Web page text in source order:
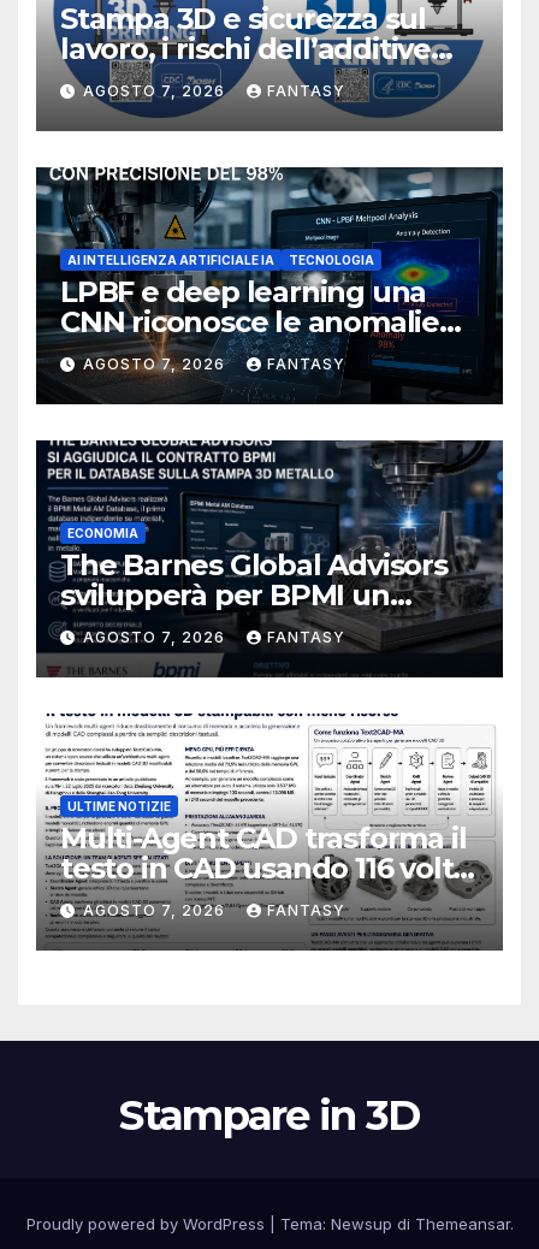
Stampa 3D e sicurezza sul
lavoro, i rischi dell’additive
manufacturing secondo
NIOSH
AGOSTO 7, 2026 FANTASY
AI INTELLIGENZA ARTIFICIALE IA TECNOLOGIA
LPBF e deep learning una
CNN riconosce le anomalie
del bagno di fusione
AGOSTO 7, 2026 FANTASY
ECONOMIA
The Barnes Global Advisors
svilupperà per BPMI un
database per la stampa 3D
metallica destinata alla filiera
navale statunitense
AGOSTO 7, 2026 FANTASY
ULTIME NOTIZIE
Multi-Agent CAD trasforma il
testo in CAD usando 116 volte
meno token
AGOSTO 7, 2026 FANTASY
Stampare in 3D
Proudly powered by WordPress Tema: Newsup di Themeansar.